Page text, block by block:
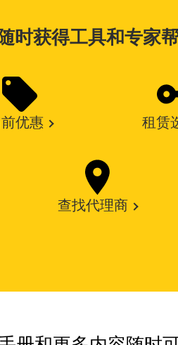
随时获得工具和专家
优惠 租赁
查找代理商